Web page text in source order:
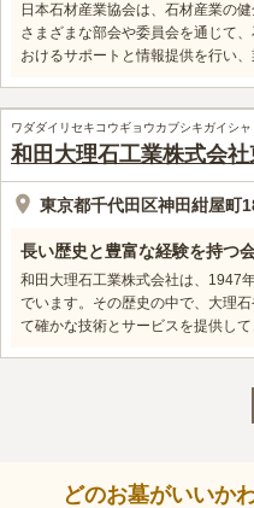
日本石材産業協会は、石材産業の
さまざまな部会や委員会を通じて
おけるサポートと情報提供を行い
ワダダイリセキコウギョウカブシキガイシ
和田大理石工業株式会
東京都千代田区神田紺屋町
長い歴史と豊富な経験を持つ
和田大理石工業株式会社は、1947
でいます。その歴史の中で、大理
て確かな技術とサービスを提供して
どのお墓がいいか